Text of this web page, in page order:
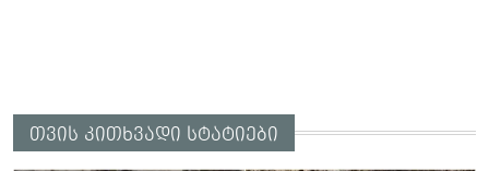
თვის კითხვადი სტატიები